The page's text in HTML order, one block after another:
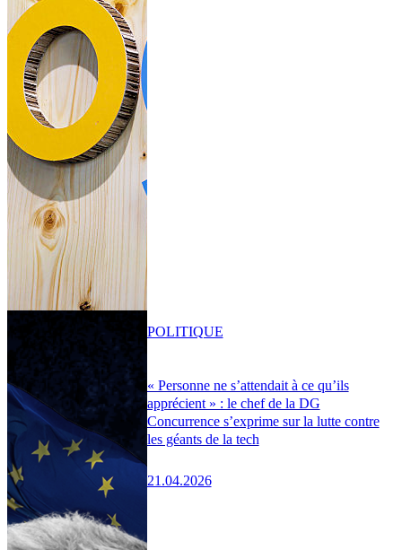
« Personne ne s’attendait à ce qu’ils
apprécient » : le chef de la DG
Concurrence s’exprime sur la lutte contre
les géants de la tech
21.04.2026
POLITIQUE